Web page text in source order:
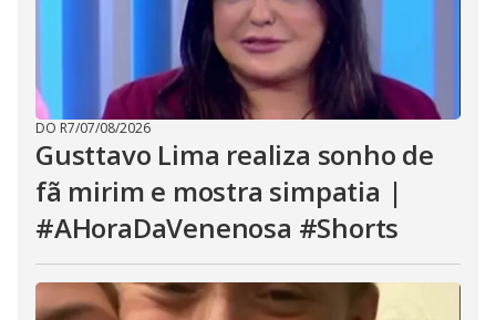
DO R7/07/08/2026
Gusttavo Lima realiza sonho de
fã mirim e mostra simpatia |
#AHoraDaVenenosa #Shorts